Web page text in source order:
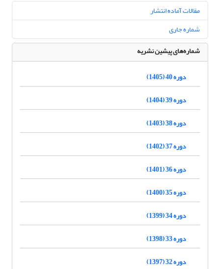
مقالات آماده انتشار
شماره جاری
شماره‌های پیشین نشریه
دوره 40 (1405)
دوره 39 (1404)
دوره 38 (1403)
دوره 37 (1402)
دوره 36 (1401)
دوره 35 (1400)
دوره 34 (1399)
دوره 33 (1398)
دوره 32 (1397)